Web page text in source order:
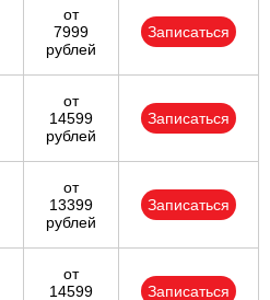
от
7999
рублей
Записаться
от
14599
рублей
Записаться
от
13399
рублей
Записаться
от
14599
Записаться